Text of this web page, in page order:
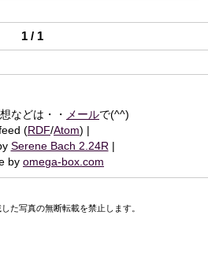
1 / 1
などは・・ メールで(^^)
(RDF/Atom)
Serene Bach 2.24R
by omega-box.com
た写真の無断転載を禁止します。